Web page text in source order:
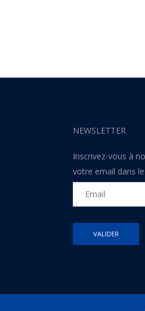
NEWSLETTER
Inscrivez-vous à
votre email dans